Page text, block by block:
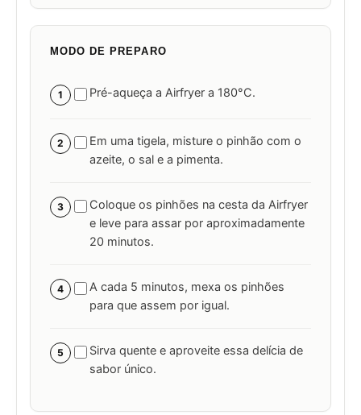
MODO DE PREPARO
1 Pré-aqueça a Airfryer a 180°C.
2
Em uma tigela, misture o pinhão com o
azeite, o sal e a pimenta.
3
Coloque os pinhões na cesta da Airfryer
e leve para assar por aproximadamente
20 minutos.
4
A cada 5 minutos, mexa os pinhões
para que assem por igual.
5
Sirva quente e aproveite essa delícia de
sabor único.